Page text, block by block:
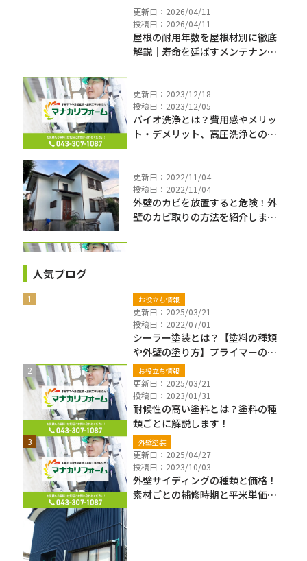
更新日：2026/04/11
投稿日：2026/04/11
屋根の耐用年数を屋根材別に徹底
解説｜寿命を延ばすメンテナンス
更新日：2023/12/18
投稿日：2023/12/05
バイオ洗浄とは？費用感やメリッ
ト・デメリット、高圧洗浄との違
更新日：2022/11/04
投稿日：2022/11/04
外壁のカビを放置すると危険！外
壁のカビ取りの方法を紹介しま
人気ブログ
お役立ち情報
更新日：2025/03/21
投稿日：2022/07/01
シーラー塗装とは？【塗料の種類
や外壁の塗り方】プライマーの違
いも解説
お役立ち情報
更新日：2025/03/21
投稿日：2023/01/31
耐候性の高い塗料とは？塗料の種
類ごとに解説します！
外壁塗装
更新日：2025/04/27
投稿日：2023/10/03
外壁サイディングの種類と価格！
素材ごとの補修時期と平米単価も
新着ブログ